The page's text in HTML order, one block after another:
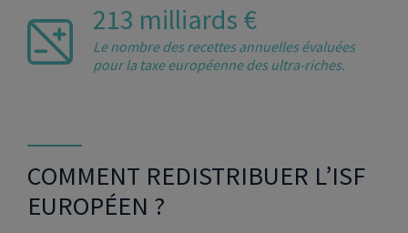
213 milliards €
Le nombre des recettes annuelles évaluées
pour la taxeeuropéennedes ultra-riches.
COMMENT REDISTRIBUER L’ISF
EUROPÉEN ?